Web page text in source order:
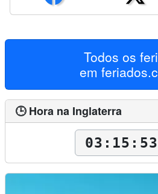
Todos os
em
🕒 Hora na Inglaterra
03:15:54